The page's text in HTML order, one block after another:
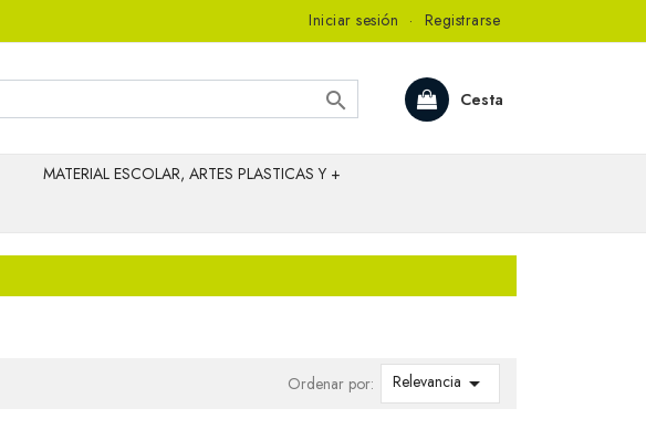
Iniciar sesión · Registrarse
Cesta

MATERIAL ESCOLAR, ARTES PLASTICAS Y +
Ordenar por: Relevancia 